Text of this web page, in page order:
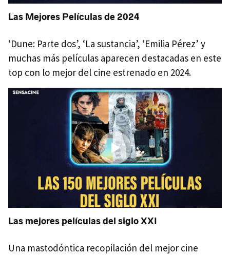
Las Mejores Películas de 2024
‘Dune: Parte dos’, ‘La sustancia’, ‘Emilia Pérez’ y
muchas más películas aparecen destacadas en este
top con lo mejor del cine estrenado en 2024.
Las mejores películas del siglo XXI
Una mastodóntica recopilación del mejor cine